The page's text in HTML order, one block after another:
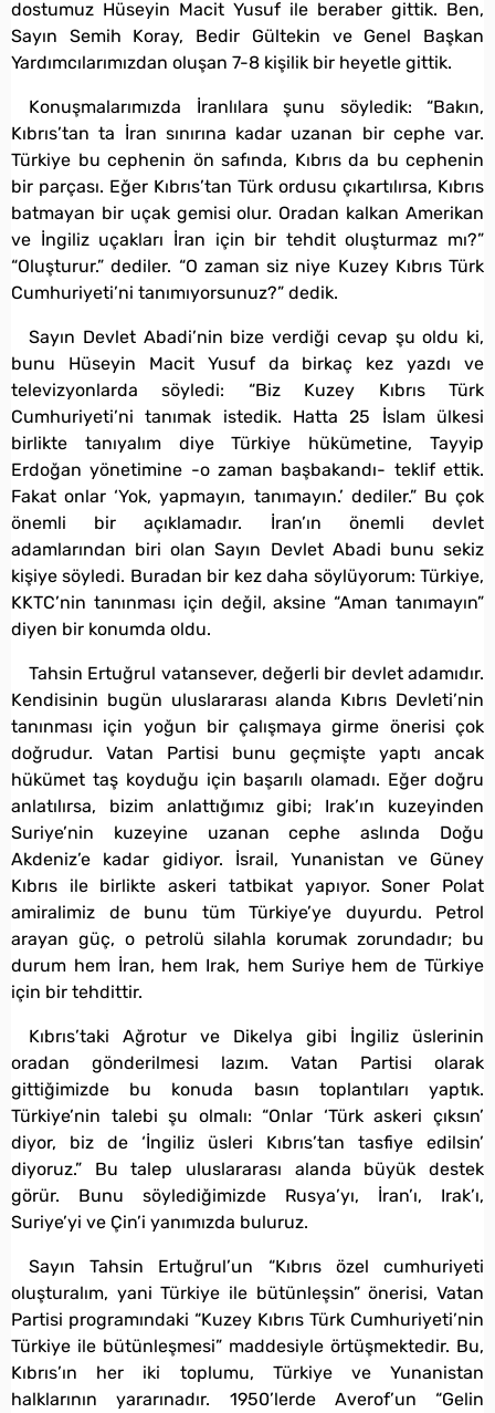
dostumuz Hüseyin Macit Yusuf ile beraber gittik. Ben,
Sayın Semih Koray, Bedir Gültekin ve Genel Başkan
Yardımcılarımızdan oluşan 7-8 kişilik bir heyetle gittik.
Konuşmalarımızda İranlılara şunu söyledik: “Bakın,
Kıbrıs’tan ta İran sınırına kadar uzanan bir cephe var.
Türkiye bu cephenin ön safında, Kıbrıs da bu cephenin
bir parçası. Eğer Kıbrıs’tan Türk ordusu çıkartılırsa, Kıbrıs
batmayan bir uçak gemisi olur. Oradan kalkan Amerikan
ve İngiliz uçakları İran için bir tehdit oluşturmaz mı?”
“Oluşturur.” dediler. “O zaman siz niye Kuzey Kıbrıs Türk
Cumhuriyeti’ni tanımıyorsunuz?” dedik.
Sayın Devlet Abadi’nin bize verdiği cevap şu oldu ki,
bunu Hüseyin Macit Yusuf da birkaç kez yazdı ve
televizyonlarda söyledi: “Biz Kuzey Kıbrıs Türk
Cumhuriyeti’ni tanımak istedik. Hatta 25 İslam ülkesi
birlikte tanıyalım diye Türkiye hükümetine, Tayyip
Erdoğan yönetimine -o zaman başbakandı- teklif ettik.
Fakat onlar ‘Yok, yapmayın, tanımayın.’ dediler.” Bu çok
önemli bir açıklamadır. İran’ın önemli devlet
adamlarından biri olan Sayın Devlet Abadi bunu sekiz
kişiye söyledi. Buradan bir kez daha söylüyorum: Türkiye,
KKTC’nin tanınması için değil, aksine “Aman tanımayın”
diyen bir konumda oldu.
Tahsin Ertuğrul vatansever, değerli bir devlet adamıdır.
Kendisinin bugün uluslararası alanda Kıbrıs Devleti’nin
tanınması için yoğun bir çalışmaya girme önerisi çok
doğrudur. Vatan Partisi bunu geçmişte yaptı ancak
hükümet taş koyduğu için başarılı olamadı. Eğer doğru
anlatılırsa, bizim anlattığımız gibi; Irak’ın kuzeyinden
Suriye’nin kuzeyine uzanan cephe aslında Doğu
Akdeniz’e kadar gidiyor. İsrail, Yunanistan ve Güney
Kıbrıs ile birlikte askeri tatbikat yapıyor. Soner Polat
amiralimiz de bunu tüm Türkiye’ye duyurdu. Petrol
arayan güç, o petrolü silahla korumak zorundadır; bu
durum hem İran, hem Irak, hem Suriye hem de Türkiye
için bir tehdittir.
Kıbrıs’taki Ağrotur ve Dikelya gibi İngiliz üslerinin
oradan gönderilmesi lazım. Vatan Partisi olarak
gittiğimizde bu konuda basın toplantıları yaptık.
Türkiye’nin talebi şu olmalı: “Onlar ‘Türk askeri çıksın’
diyor, biz de ‘İngiliz üsleri Kıbrıs’tan tasfiye edilsin’
diyoruz.” Bu talep uluslararası alanda büyük destek
görür. Bunu söylediğimizde Rusya’yı, İran’ı, Irak’ı,
Suriye’yi ve Çin’i yanımızda buluruz.
Sayın Tahsin Ertuğrul’un “Kıbrıs özel cumhuriyeti
oluşturalım, yani Türkiye ile bütünleşsin” önerisi, Vatan
Partisi programındaki “Kuzey Kıbrıs Türk Cumhuriyeti’nin
Türkiye ile bütünleşmesi” maddesiyle örtüşmektedir. Bu,
Kıbrıs’ın her iki toplumu, Türkiye ve Yunanistan
halklarının yararınadır. 1950’lerde Averof’un “Gelin